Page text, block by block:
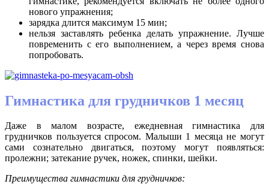
нового упражнения;
зарядка длится максимум 15 мин;
нельзя заставлять ребенка делать упражнение. Лучше
повременить с его выполнением, а через время снова
попробовать.
Гимнастика для грудничков 1 месяц
Даже в малом возрасте, ежедневная гимнастика для
грудничков пользуется спросом. Малыши 1 месяца не могут
сами сознательно двигаться, поэтому могут появляться:
пролежни; затекание ручек, ножек, спинки, шейки.
Преимущества гимнастики для грудничков: